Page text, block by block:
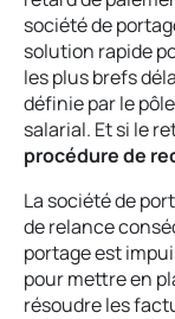
société de
solution rapide
les plus brefs
définie par le
salarial. Et si le
procédure de
La société de
de relance
portage est
pour mettre en
résoudre les